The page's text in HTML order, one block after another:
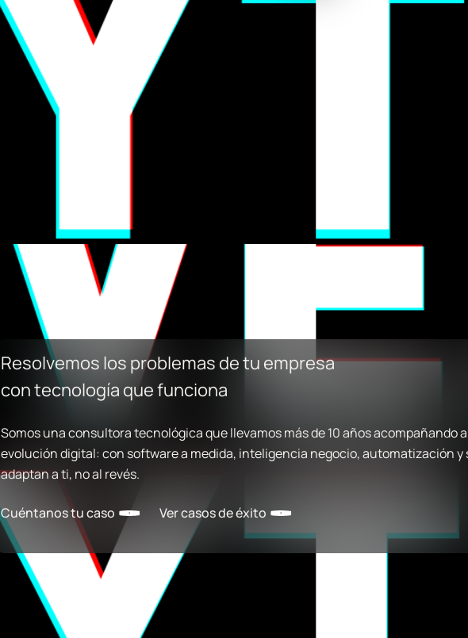
Resolvemos los problemas de tu empresa
con tecnología que funciona
Somos una consultora tecnológica que llevamos más de 10 años acompañando
evolución digital: con software a medida, inteligencia negocio, automatización y
adaptan a ti, no al revés.
Cuéntanos tu caso Ver casos de éxito